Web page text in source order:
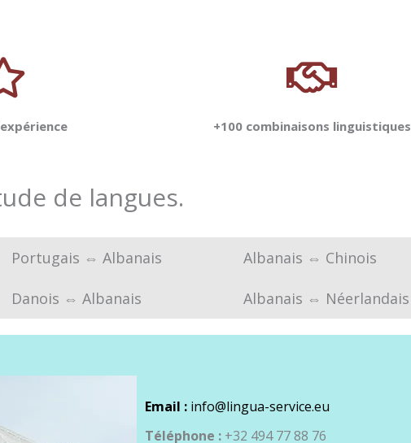
+100 combinaisons linguistiques
de langues.
Portugais ⇔ Albanais
Danois ⇔ Albanais
Albanais ⇔ Chinois
Albanais ⇔ Néerlandais
Email : info@lingua-service.eu
Téléphone : +32 494 77 88 76